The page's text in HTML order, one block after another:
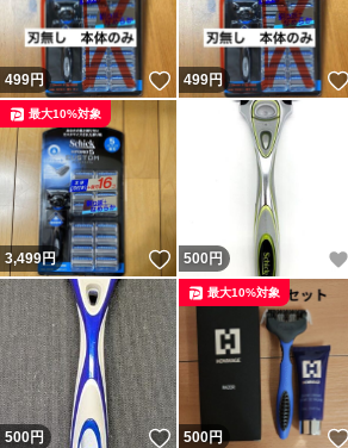
499円 いいね！
499円
3,499円 いいね！
最大10%対象
500 円
500円 いいね！
500円
最大10%対象